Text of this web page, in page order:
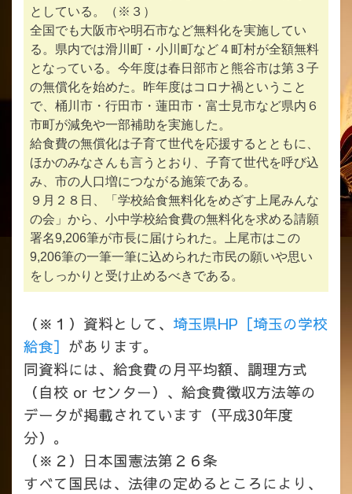
としている。（※３）
全国でも大阪市や明石市など無料化を実施してい
る。県内では滑川町・小川町など４町村が全額無料
となっている。今年度は春日部市と熊谷市は第３子
の無償化を始めた。昨年度はコロナ禍ということ
で、桶川市・行田市・蓮田市・富士見市など県内６
市町が減免や一部補助を実施した。
給食費の無償化は子育て世代を応援するとともに、
ほかのみなさんも言うとおり、子育て世代を呼び込
み、市の人口増につながる施策である。
９月２８日、「学校給食無料化をめざす上尾みんな
の会」から、小中学校給食費の無料化を求める請願
署名9,206筆が市長に届けられた。上尾市はこの
9,206筆の一筆一筆に込められた市民の願いや思い
をしっかりと受け止めるべきである。
（※１）資料として、 埼玉県HP［埼玉の学校
給食］ があります。
同資料には、給食費の月平均額、調理方式
（自校 or センター）、給食費徴収方法等の
データが掲載されています（平成30年度
分）。
（※２）日本国憲法第２６条
すべて国民は、法律の定めるところにより、